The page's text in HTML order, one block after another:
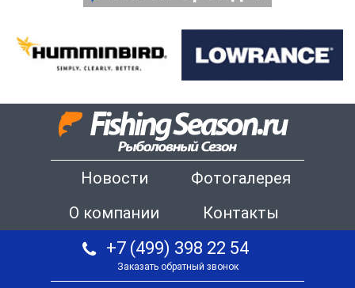
Новости
Фотогалерея
О компании
Контакты
+7 (499) 398 22 54
Заказать обратный звонок